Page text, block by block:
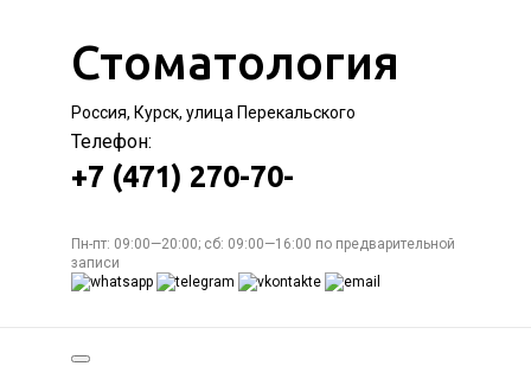
Стоматология
Россия, Курск, улица Перекальского
Телефон:
+7 (471) 270-70-
Пн-пт: 09:00—20:00; сб: 09:00—16:00 по предварительной
записи